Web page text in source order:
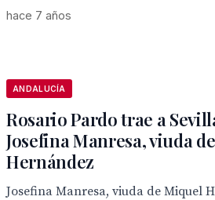
hace 7 años
ANDALUCÍA
Rosario Pardo trae a
Josefina Manresa, viuda
Hernández
Josefina Manresa, viuda de Miquel